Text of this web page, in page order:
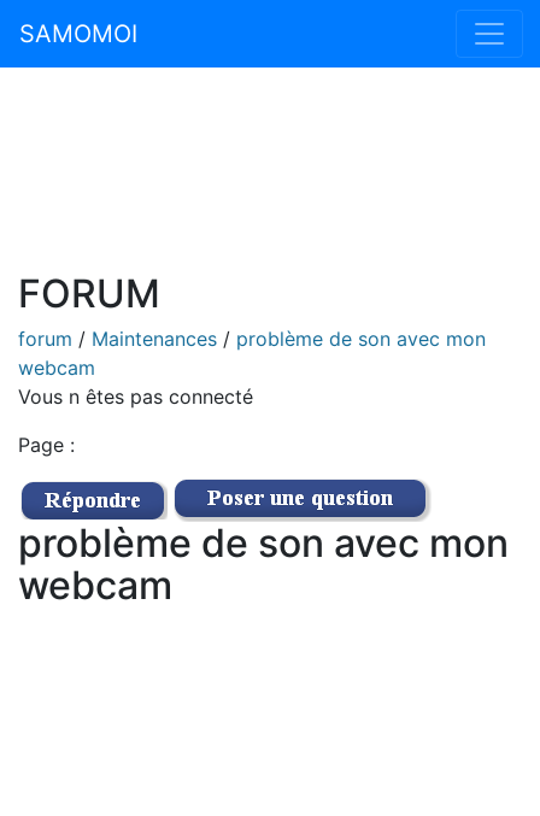
SAMOMOI
FORUM
forum / Maintenances / problème de son avec mon
webcam
Vous n êtes pas connecté
Page :
problème de son avec mon
webcam